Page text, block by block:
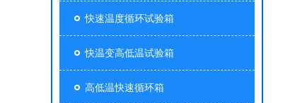
快速温度循环试验箱
快温变高低温试验箱
高低温快速循环箱